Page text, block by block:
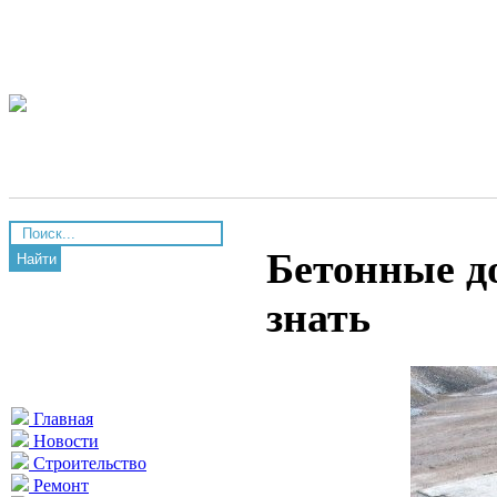
Найти
Главная
Новости
Строительство
Ремонт
Бетонные
знать